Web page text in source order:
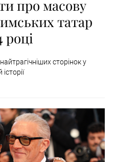
про масову
татар
році
сторінок у
історії